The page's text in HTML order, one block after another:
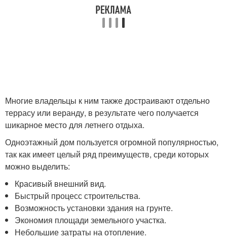
Многие владельцы к ним также достраивают отдельно
террасу или веранду, в результате чего получается
шикарное место для летнего отдыха.
Одноэтажный дом пользуется огромной популярностью,
так как имеет целый ряд преимуществ, среди которых
можно выделить:
Красивый внешний вид.
Быстрый процесс строительства.
Возможность установки здания на грунте.
Экономия площади земельного участка.
Небольшие затраты на отопление.